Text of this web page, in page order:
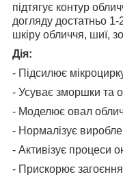
підтягує контур
догляду достатньо
шкіру обличчя, шиї,
Дія:
- Підсилює
- Усуває зморшки та
- Моделює овал
- Нормалізує
- Активізує процеси
- Прискорює